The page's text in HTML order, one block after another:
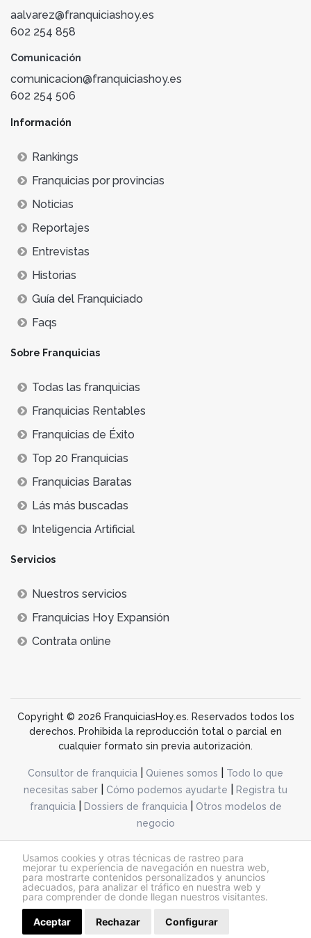
Usamos cookies y otras técnicas de rastreo para
mejorar tu experiencia de navegación en nuestra web,
para mostrarte contenidos personalizados y anuncios
adecuados, para analizar el tráfico en nuestra web y
para comprender de donde llegan nuestros visitantes.
Aceptar Rechazar Configurar
aalvarez@franquiciashoy.es
602 254 858
Comunicación
comunicacion@franquiciashoy.es
602 254 506
Información
Rankings
Franquicias por provincias
Noticias
Reportajes
Entrevistas
Historias
Guía del Franquiciado
Faqs
Sobre Franquicias
Todas las franquicias
Franquicias Rentables
Franquicias de Éxito
Top 20 Franquicias
Franquicias Baratas
Lás más buscadas
Inteligencia Artificial
Servicios
Nuestros servicios
Franquicias Hoy Expansión
Contrata online
Copyright © 2026 FranquiciasHoy.es. Reservados todos los
derechos. Prohibida la reproducción total o parcial en
cualquier formato sin previa autorización.
Consultor de franquicia Quienes somos
Todo lo que
necesitas saber
Cómo podemos ayudarte
Registra tu
franquicia| Dossiers de franquicia|
Otros modelos de
negocio
@franquiciashoy.es |Aviso legal| Política de cookies|Política de privacidad